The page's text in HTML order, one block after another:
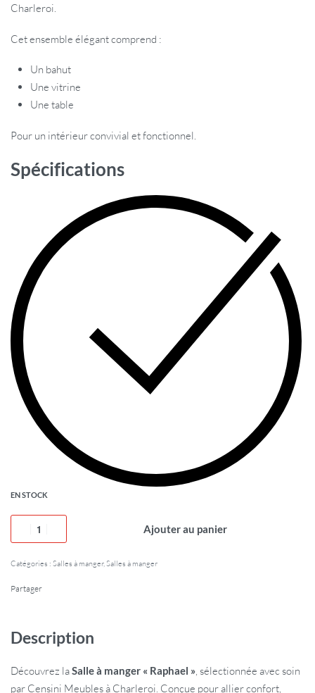
Charleroi.
Cet ensemble élégant comprend :
Un bahut
Une vitrine
Une table
Pour un intérieur convivial et fonctionnel.
Spécifications
EN STOCK
Ajouter au panier
Catégories : Salles à manger,Salles à manger
Partager
Description
Découvrez laSalle à manger « Raphael », sélectionnée avec soin
par Censini Meubles à Charleroi. Conçue pour allier confort,